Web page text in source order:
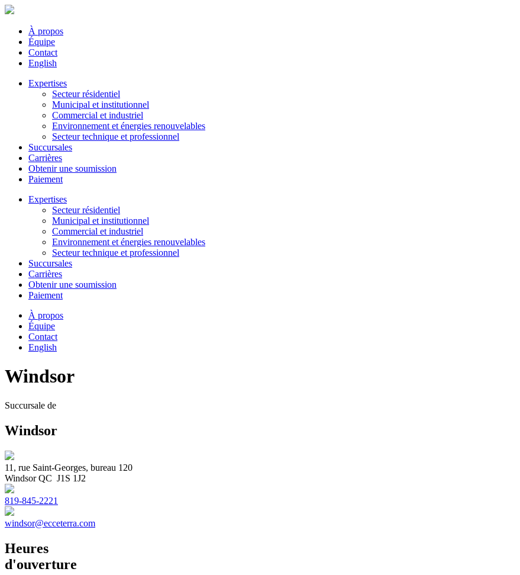
À propos
Équipe
Contact
English
Expertises
Secteur résidentiel
Municipal et institutionnel
Commercial et industriel
Environnement et énergies renouvelables
Secteur technique et professionnel
Succursales
Carrières
Obtenir une soumission
Paiement
Expertises
Secteur résidentiel
Municipal et institutionnel
Commercial et industriel
Environnement et énergies renouvelables
Secteur technique et professionnel
Succursales
Carrières
Obtenir une soumission
Paiement
À propos
Équipe
Contact
English
Windsor
Succursale de
Windsor
11, rue Saint-Georges, bureau 120
Windsor QC J1S 1J2
819-845-2221
windsor@ecceterra.com
Heures
d'ouverture